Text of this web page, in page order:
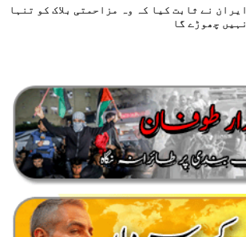
ایران نے ثابت کیا کہ وہ مزاحمتی بلاک کو تنہا
نہیں چھوڑے گا